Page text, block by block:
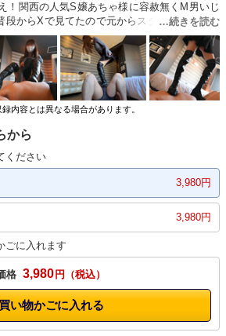
！関西の人気S嬢あちゃ様に容赦無くM男いじ
段からXで見てたので元からスタイルの良さと
際にお会いしてみると某海賊アニメのボアハ◯
たというニーハイブーツが美脚をより際立た
はもちもちのふともも。こんなん全てのM男が
る…！肉付きのいいマゾのお腹の上に乗りトラ
騎乗で呼吸管理したり、しまいにはプチ黄金プ
く自由にM男を責めるあちゃ様に虜になるこ
腹パン／足の匂い責め／足イラマ／舐め犬／
内容とは異なる場合があります。
から
ください
3,980円
3,980円
ごに入れます
格 3,980 円
買い物かごに入れる